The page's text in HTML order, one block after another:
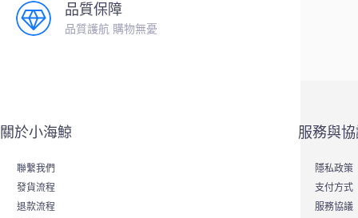
品質保障
品質護航 購物無憂
關於小海鯨
聯繫我們
發貨流程
退款流程
服務與
隱私政策
支付方式
服務協議